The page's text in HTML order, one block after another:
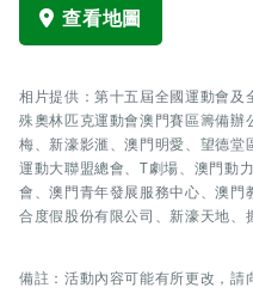
查看地圖
相片提供：第十五屆全國運動會
殊奧林匹克運動會澳門賽區籌備
梅、新濠影滙、澳門明愛、望德
運動大聯盟總會、T劇場、澳門動
會、澳門青年發展服務中心、澳
合度假股份有限公司、新濠天地、
備註：活動內容可能有所更改，請